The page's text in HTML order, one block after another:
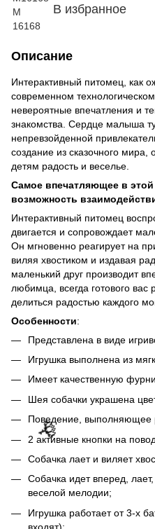
В избранное
Описание
Интерактивный питомец, как
современном
невероятные впечатления и
знакомства. Сердце малыша
непревзойденной
создание из сказочного мира,
детям радость и веселье.
Самое впечатляющее в этой
возможность
Интерактивный питомец
двигается и сопровождает
Он мгновенно реагирует на
виляя хвостиком и издавая
маленький друг производит
любимца, всегда готового вас
делиться радостью каждого
Особенности:
Представлена ​​в виде
Игрушка выполнена из
Имеет качественную
Шея собачки украшена
Поведение, выполняющее
2 активные кнопки на
Собачка лает и виляет
Собачка идет вперед,
веселой мелодии;
Игрушка работает от 3-х
входят);